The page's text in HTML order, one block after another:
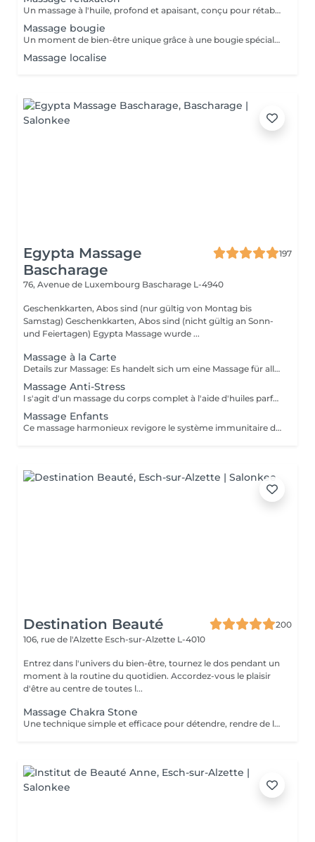
Un massage à l'huile, profond et apaisant, conçu pour rétablir l'équilibre entre le corps et l'esprit. Il aide à réduire l'anxiété, soulager les tensions et les douleurs musculaires, tout en procurant une profonde sensation de bien-être. Un véritable moment de lâcher-prise pour retrouver calme, sérénité et énergie intérieure.
Massage bougie
Un moment de bien-être unique grâce à une bougie spécialement conçue pour la massage, dont la cire fond en une huile tiède et soyeuse. Ce massage procure une chaleur douce et enveloppante qui apaise les tensions, calme l'anxiété et aide à lutter contre la fatigue. Parfait pour les personnes stressées ou en quête de relaxation profonde.
Massage localise
Egypta Massage
Bascharage
197
76, Avenue de Luxembourg Bascharage L-4940
Geschenkkarten, Abos sind (nur gültig von Montag bis
Samstag) Geschenkkarten, Abos sind (nicht gültig an Sonn-
und Feiertagen) Egypta Massage wurde ...
Massage à la Carte
Details zur Massage: Es handelt sich um eine Massage für alle. Sie beinhaltet: Rückenmassage, Beinmassage Kopf-, Schulter-, Nacken- und Handmassage.
Massage Anti-Stress
l s'agit d'un massage du corps complet à l'aide d'huiles parfumées. Le massage de la tête aux pieds est adapté à vos besoins personnels et diminue le taux de stress présent dans les muscles de votre corps.les.
Massage Enfants
Ce massage harmonieux revigore le système immunitaire des enfants, leur conscience corporelle, leur sommeil et vise une meilleure protection contre le sentiment d'isolement. Il est destiné aux enfants jusqu'à l'âge de 14 ans ce qui les aide à se sentir détendus et paisibles.
Destination Beauté
200
106, rue de l'Alzette Esch-sur-Alzette L-4010
Entrez dans l'univers du bien-être, tournez le dos pendant un
moment à la routine du quotidien. Accordez-vous le plaisir
d'être au centre de toutes l...
Massage Chakra Stone
Une technique simple et efficace pour détendre, rendre de l'énergie et diminuer le stress. Un massage particulièrement apprécié en hiver.